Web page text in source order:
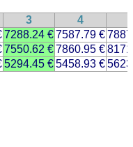
3 4
7288.24 €7587.79 €
7550.62 €7860.95 €
5294.45 €5458.93 €